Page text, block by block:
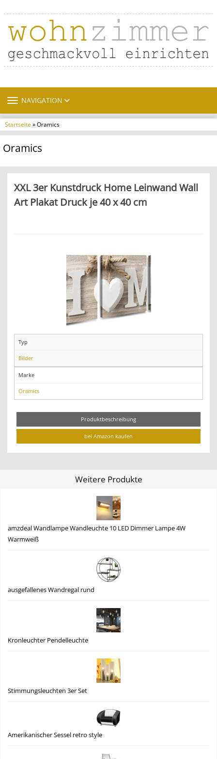
TOGGLE NAVIGATION
NAVIGATION
Startseite» Oramics
Oramics
XXL 3er Kunstdruck Home Leinwand Wall
Art Plakat Druck je 40 x 40 cm
Typ
Bilder
Marke
Oramics
Produktbeschreibung
bei Amazon kaufen
Weitere Produkte
amzdeal Wandlampe Wandleuchte 10 LED Dimmer Lampe 4W
Warmweiß
ausgefallenes Wandregal rund
Kronleuchter Pendelleuchte
Stimmungsleuchten 3er Set
Amerikanischer Sessel retro style